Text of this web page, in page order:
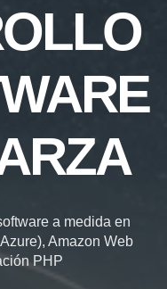
a medida en
Amazon Web
PHP